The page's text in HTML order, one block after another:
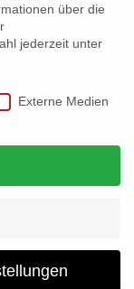
über die
jederzeit unter
Externe Medien